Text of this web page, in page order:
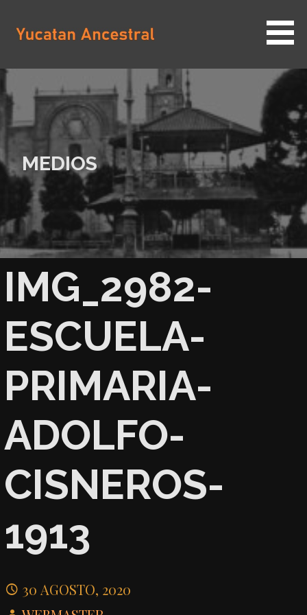
contenido
YUCATAN ANCESTRAL
MEDIOS
IMG_2982-
ESCUELA-
PRIMARIA-
ADOLFO-
CISNEROS-
1913
30 AGOSTO, 2020